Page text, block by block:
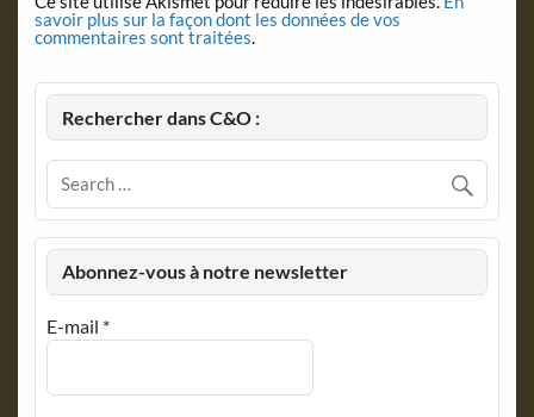
savoir plus sur la façon dont les données de vos
commentaires sont traitées.
Rechercher dans C&O :
Abonnez-vous à notre newsletter
E-mail *